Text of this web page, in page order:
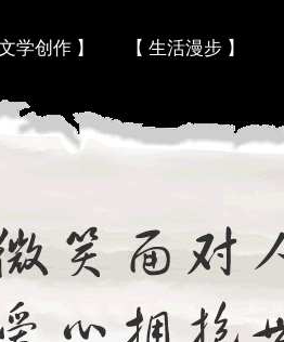
文学创作 】 【 生活漫步 】